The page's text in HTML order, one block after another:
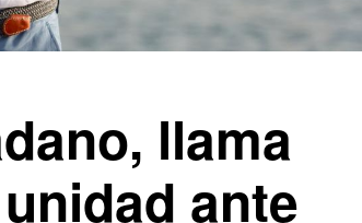
llama
ante